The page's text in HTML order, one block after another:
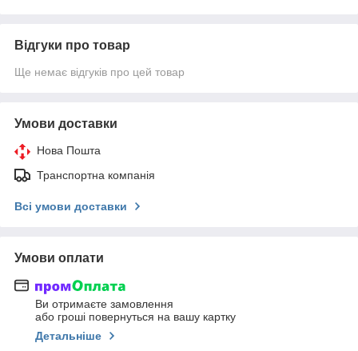
Відгуки про товар
Ще немає відгуків про цей товар
Умови доставки
Нова Пошта
Транспортна компанія
Всі умови доставки
Умови оплати
Ви отримаєте замовлення
або гроші повернуться на вашу картку
Детальніше